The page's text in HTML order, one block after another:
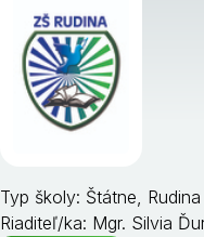
Typ školy: Štátne,
Riaditeľ/ka: Mgr. Silvia